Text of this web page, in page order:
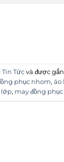
Tin Tứcvà được
phục nhom, áo
lớp, may đồng